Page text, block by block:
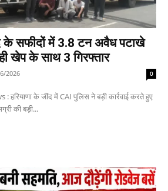
सफीदों में 3.8 टन अवैध पटाखे
खेप के साथ 3 गिरफ्तार
2026 0
हरियाणा के जींद में CAI पुलिस ने बड़ी कार्रवाई करते हुए
की बड़ी...